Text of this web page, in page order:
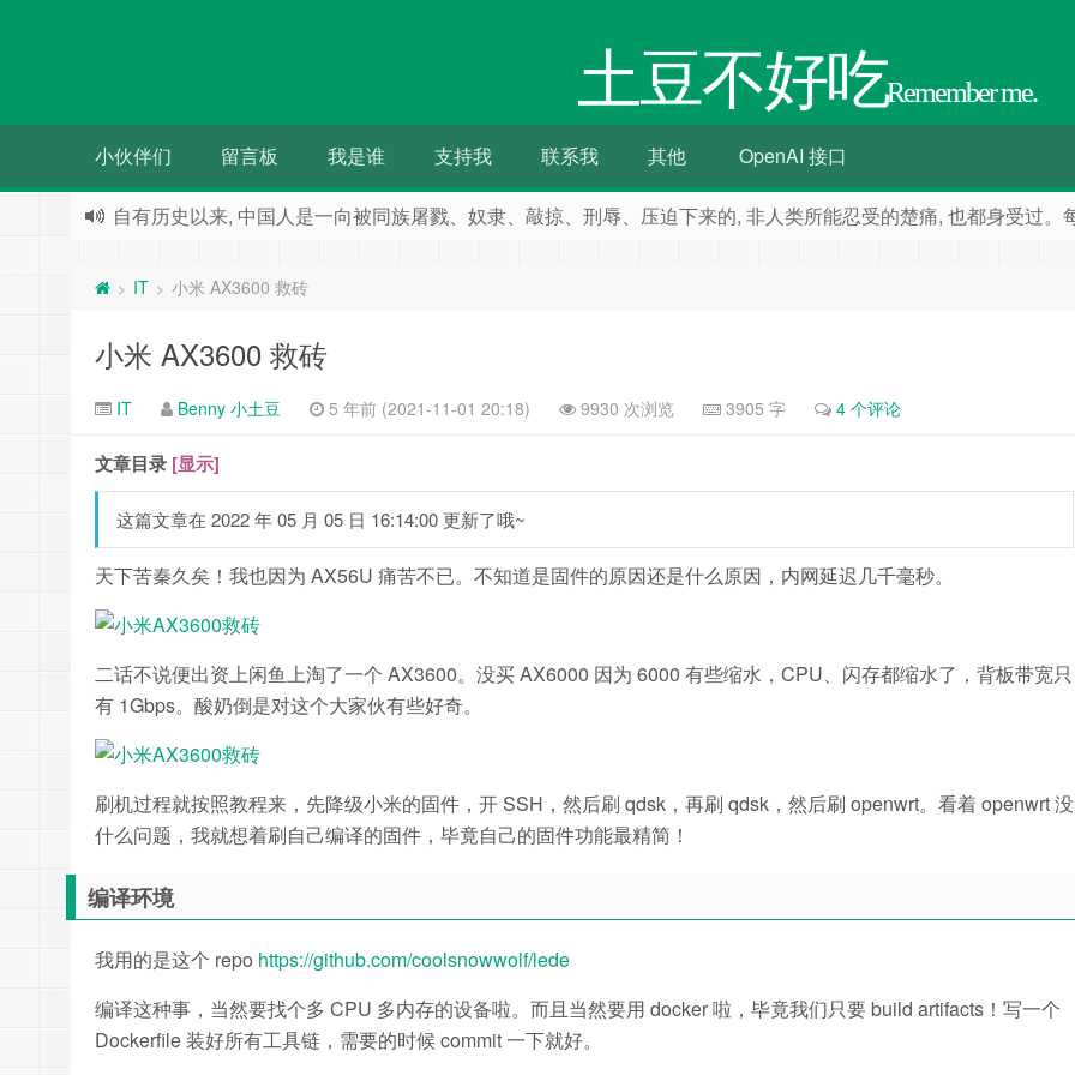
土豆不好吃Remember me.
小伙伴们 留言板 我是谁 支持我 联系我 其他 OpenAI 接口
自有历史以来, 中国人是一向被同族屠戮、奴隶、敲掠、刑辱、压迫下来的, 非人类所能忍受的楚痛, 也都身受过
> IT > 小米 AX3600 救砖
小米 AX3600 救砖
IT Benny 小土豆 5 年前 (2021-11-01 20:18) 9930 次浏览 3905 字 4 个评论
文章目录 [显示]
这篇文章在 2022 年 05 月 05 日 16:14:00 更新了哦~
天下苦秦久矣！我也因为 AX56U 痛苦不已。不知道是固件的原因还是什么原因，内网延迟几千毫秒。
二话不说便出资上闲鱼上淘了一个 AX3600。没买 AX6000 因为 6000 有些缩水，CPU、闪存都缩水了，背板带宽只
有 1Gbps。酸奶倒是对这个大家伙有些好奇。
刷机过程就按照教程来，先降级小米的固件，开 SSH，然后刷 qdsk，再刷 qdsk，然后刷 openwrt。看着 openwrt 没
什么问题，我就想着刷自己编译的固件，毕竟自己的固件功能最精简！
编译环境
我用的是这个 repo https://github.com/coolsnowwolf/lede
编译这种事，当然要找个多 CPU 多内存的设备啦。而且当然要用 docker 啦，毕竟我们只要 build artifacts！写一个
Dockerfile 装好所有工具链，需要的时候 commit 一下就好。